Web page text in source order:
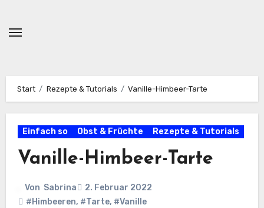
springen
Start Rezepte & Tutorials Vanille-Himbeer-Tarte
Einfach so Obst & Früchte Rezepte & Tutorials
Vanille-Himbeer-Tarte
Von Sabrina
2. Februar 2022
#Himbeeren, #Tarte, #Vanille